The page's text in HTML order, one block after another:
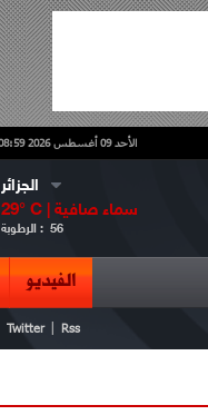
الأحد 09 أغسطس 2026 08:59
الجزائر
29° C | سماء صافية
الرطوبة : 56
الفيديو
Twitter Rss